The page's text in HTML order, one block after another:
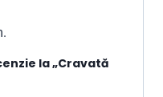
la „Cravată